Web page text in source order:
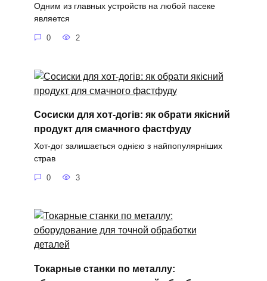
Одним из главных устройств на любой пасеке
является
0 2
Сосиски для хот-догів: як обрати якісний
продукт для смачного фастфуду
Хот-дог залишається однією з найпопулярніших
страв
0 3
Токарные станки по металлу: